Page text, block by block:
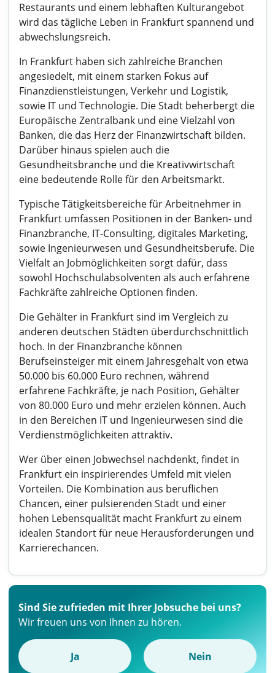
Restaurants und einem lebhaften Kulturangebot
wird das tägliche Leben in Frankfurt spannend und
abwechslungsreich.
In Frankfurt haben sich zahlreiche Branchen
angesiedelt, mit einem starken Fokus auf
Finanzdienstleistungen, Verkehr und Logistik,
sowie IT und Technologie. Die Stadt beherbergt die
Europäische Zentralbank und eine Vielzahl von
Banken, die das Herz der Finanzwirtschaft bilden.
Darüber hinaus spielen auch die
Gesundheitsbranche und die Kreativwirtschaft
eine bedeutende Rolle für den Arbeitsmarkt.
Typische Tätigkeitsbereiche für Arbeitnehmer in
Frankfurt umfassen Positionen in der Banken- und
Finanzbranche, IT-Consulting, digitales Marketing,
sowie Ingenieurwesen und Gesundheitsberufe. Die
Vielfalt an Jobmöglichkeiten sorgt dafür, dass
sowohl Hochschulabsolventen als auch erfahrene
Fachkräfte zahlreiche Optionen finden.
Die Gehälter in Frankfurt sind im Vergleich zu
anderen deutschen Städten überdurchschnittlich
hoch. In der Finanzbranche können
Berufseinsteiger mit einem Jahresgehalt von etwa
50.000 bis 60.000 Euro rechnen, während
erfahrene Fachkräfte, je nach Position, Gehälter
von 80.000 Euro und mehr erzielen können. Auch
in den Bereichen IT und Ingenieurwesen sind die
Verdienstmöglichkeiten attraktiv.
Wer über einen Jobwechsel nachdenkt, findet in
Frankfurt ein inspirierendes Umfeld mit vielen
Vorteilen. Die Kombination aus beruflichen
Chancen, einer pulsierenden Stadt und einer
hohen Lebensqualität macht Frankfurt zu einem
idealen Standort für neue Herausforderungen und
Karrierechancen.
Sind Sie zufrieden mit Ihrer Jobsuche bei uns?
Wir freuen uns von Ihnen zu hören.
Ja Nein